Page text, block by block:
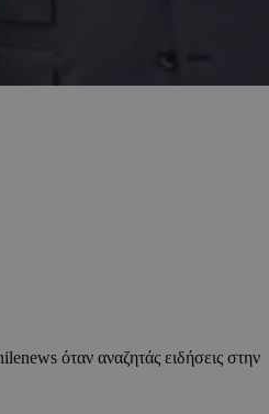
όταν αναζητάς ειδήσεις στην